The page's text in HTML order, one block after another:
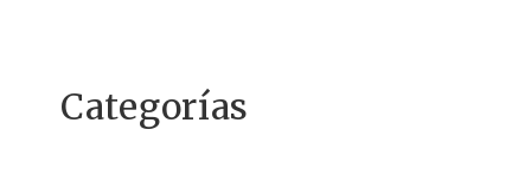
Categorías